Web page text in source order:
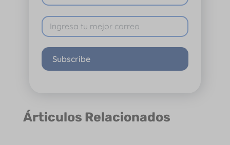
Subscribe
Árticulos Relacionados